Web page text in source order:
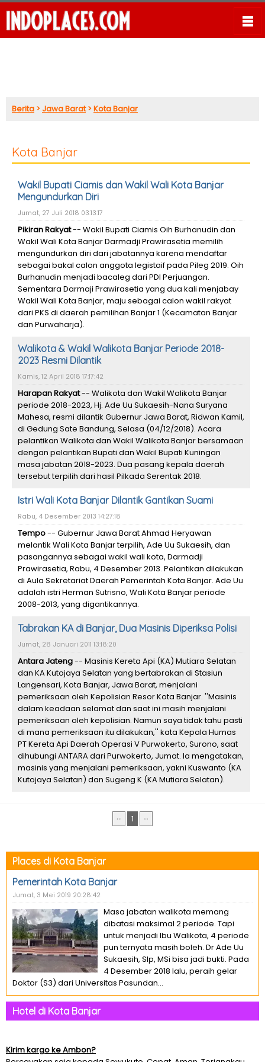
Berita >Jawa Barat>Kota Banjar
Kota Banjar
Wakil Bupati Ciamis dan Wakil Wali Kota Banjar
Mengundurkan Diri
Jumat, 27 Juli 2018 03:13:17
Pikiran Rakyat-- Wakil Bupati Ciamis Oih Burhanudin dan
Wakil Wali Kota Banjar Darmadji Prawirasetia memilih
mengundurkan diri dari jabatannya karena mendaftar
sebagai bakal calon anggota legistaif pada Pileg 2019. Oih
Burhanudin menjadi bacaleg dari PDI Perjuangan.
Sementara Darmaji Prawirasetia yang dua kali menjabay
Wakil Wali Kota Banjar, maju sebagai calon wakil rakyat
dari PKS di daerah pemilihan Banjar 1 (Kecamatan Banjar
dan Purwaharja).
Walikota & Wakil Walikota Banjar Periode 2018-
2023 Resmi Dilantik
Kamis, 12 April 2018 17:17:42
Harapan Rakyat-- Walikota dan Wakil Walikota Banjar
periode 2018-2023, Hj. Ade Uu Sukaesih-Nana Suryana
Mahesa, resmi dilantik Gubernur Jawa Barat, Ridwan Kamil,
di Gedung Sate Bandung, Selasa (04/12/2018). Acara
pelantikan Walikota dan Wakil Walikota Banjar bersamaan
dengan pelantikan Bupati dan Wakil Bupati Kuningan
masa jabatan 2018-2023. Dua pasang kepala daerah
tersebut terpilih dari hasil Pilkada Serentak 2018.
Istri Wali Kota Banjar Dilantik Gantikan Suami
Rabu, 4 Desember 2013 14:27:18
Tempo-- Gubernur Jawa Barat Ahmad Heryawan
melantik Wali Kota Banjar terpilih, Ade Uu Sukaesih, dan
pasangannya sebagai wakil wali kota, Darmadji
Prawirasetia, Rabu, 4 Desember 2013. Pelantikan dilakukan
di Aula Sekretariat Daerah Pemerintah Kota Banjar. Ade Uu
adalah istri Herman Sutrisno, Wali Kota Banjar periode
2008-2013, yang digantikannya.
Tabrakan KA di Banjar, Dua Masinis Diperiksa Polisi
Jumat, 28 Januari 2011 13:18:20
Antara Jateng-- Masinis Kereta Api (KA) Mutiara Selatan
dan KA Kutojaya Selatan yang bertabrakan di Stasiun
Langensari, Kota Banjar, Jawa Barat, menjalani
pemeriksaan oleh Kepolisian Resor Kota Banjar. ''Masinis
dalam keadaan selamat dan saat ini masih menjalani
pemeriksaan oleh kepolisian. Namun saya tidak tahu pasti
di mana pemeriksaan itu dilakukan,'' kata Kepala Humas
PT Kereta Api Daerah Operasi V Purwokerto, Surono, saat
dihubungi ANTARA dari Purwokerto, Jumat. Ia mengatakan,
masinis yang menjalani pemeriksaan, yakni Kuswanto (KA
Kutojaya Selatan) dan Sugeng K (KA Mutiara Selatan).
‹‹ 1 ››
Places di Kota Banjar
Pemerintah Kota Banjar
Jumat, 3 Mei 2019 20:28:42
Masa jabatan walikota memang
dibatasi maksimal 2 periode. Tapi
untuk menjadi Ibu Walikota, 4 periode
pun ternyata masih boleh. Dr Ade Uu
Sukaesih, SIp, MSi bisa jadi bukti. Pada
4 Desember 2018 lalu, peraih gelar
Doktor (S3) dari Universitas Pasundan...
Hotel di Kota Banjar
Kirim kargo ke Ambon?